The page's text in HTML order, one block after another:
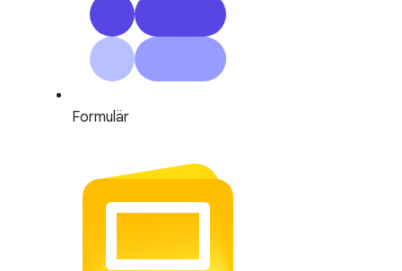
Formulär